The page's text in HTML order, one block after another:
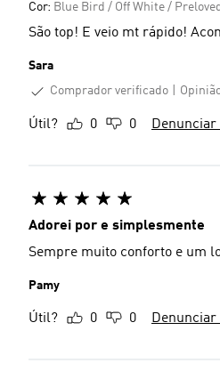
Cor: Blue Bird / Off White /
São top! E veio mt rápido!
Sara
Comprador verificado
Útil? 0 0
Adorei por e simplesmente
Sempre muito conforto e um
Pamy
Útil? 0 0